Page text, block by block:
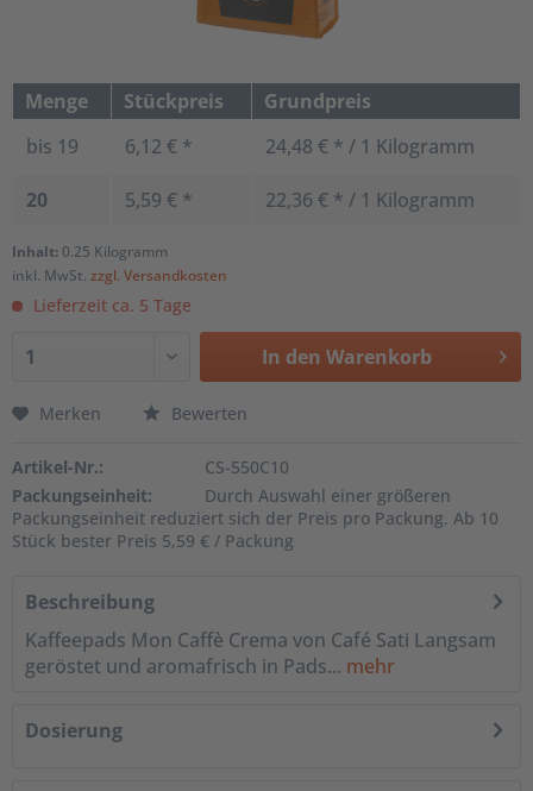
Menge Stückpreis
Grundpreis
bis 19 6,12 € * 24,48 € * / 1 Kilogramm
20 5,59 € * 22,36 € * / 1 Kilogramm
Inhalt: 0.25 Kilogramm
inkl. MwSt. zzgl. Versandkosten
Lieferzeit ca. 5 Tage
In den Warenkorb
Merken Bewerten
Artikel-Nr.:
CS-550C10
Packungseinheit:
Durch Auswahl einer größeren
Packungseinheit reduziert sich der Preis pro Packung. Ab 10
Stück bester Preis 5,59 € / Packung
Beschreibung
Kaffeepads Mon Caffè Crema von Café Sati Langsam
geröstet und aromafrisch in Pads... mehr
Dosierung